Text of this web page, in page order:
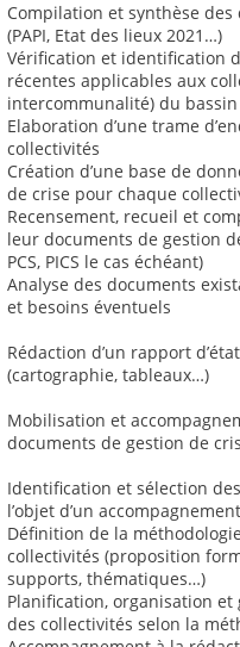
Compilation et synthèse
(PAPI, Etat des lieux 2021…)
Vérification et identification
récentes applicables aux
intercommunalité) du
Elaboration d’une trame
collectivités
Création d’une base de
de crise pour chaque
Recensement, recueil et
leur documents de gestion
PCS, PICS le cas échéant)
Analyse des documents
et besoins éventuels
Rédaction d’un rapport
(cartographie, tableaux…)
Mobilisation et
documents de gestion de
Identification et sélection
l’objet d’un
Définition de la
collectivités (proposition
supports, thématiques…)
Planification, organisation et
des collectivités selon la